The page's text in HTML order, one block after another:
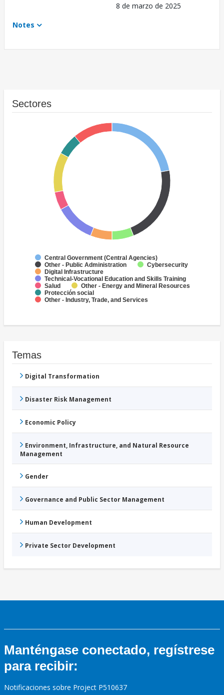
8 de marzo de 2025
Notes
Sectores
Central Government (Central Agencies)
Other - Public Administration
Cybersecurity
Digital Infrastructure
Technical-Vocational Education and Skills Training
Salud
Other - Energy and Mineral Resources
Protección social
Other - Industry, Trade, and Services
Temas
Digital Transformation
Disaster Risk Management
Economic Policy
Environment, Infrastructure, and Natural Resource
Management
Gender
Governance and Public Sector Management
Human Development
Private Sector Development
Manténgase conectado, regístrese
para recibir:
Notificaciones sobre Project P510637